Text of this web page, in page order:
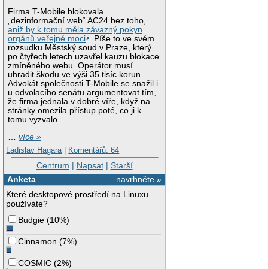
Firma T-Mobile blokovala
„dezinformační web“ AC24 bez toho,
aniž by k tomu měla závazný pokyn
orgánů veřejné moci . Píše to ve svém
rozsudku Městský soud v Praze, který
po čtyřech letech uzavřel kauzu blokace
zmíněného webu. Operátor musí
uhradit škodu ve výši 35 tisíc korun.
Advokát společnosti T-Mobile se snažil i
u odvolacího senátu argumentovat tím,
že firma jednala v dobré víře, když na
stránky omezila přístup poté, co ji k
tomu vyzvalo
…více »
Ladislav Hagara | Komentářů: 64
Centrum | Napsat| Starší
navrhněte »
Anketa
Které desktopové prostředí na Linuxu
používáte?
Budgie (10%)
Cinnamon (7%)
COSMIC (2%)